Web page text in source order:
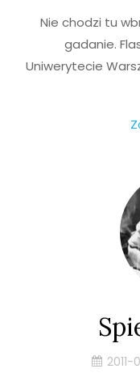
Nie chodzi tu
gadanie.
Uniwerytecie